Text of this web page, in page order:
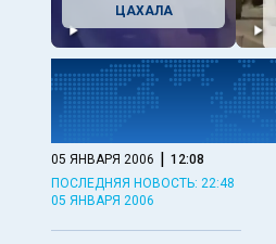
ЦАХАЛА
05 ЯНВАРЯ 2006 | 12:08
ПОСЛЕДНЯЯ НОВОСТЬ: 22:48
05 ЯНВАРЯ 2006